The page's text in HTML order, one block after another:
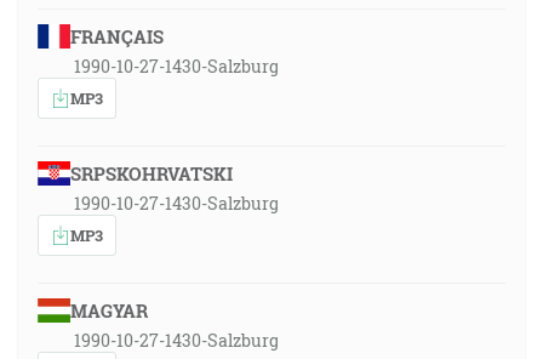
FRANÇAIS
1990-10-27-1430-Salzburg
MP3
SRPSKOHRVATSKI
1990-10-27-1430-Salzburg
MP3
MAGYAR
1990-10-27-1430-Salzburg